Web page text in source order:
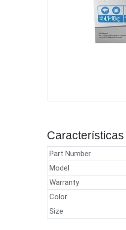
Características
Part Number
Model
Warranty
Color
Size